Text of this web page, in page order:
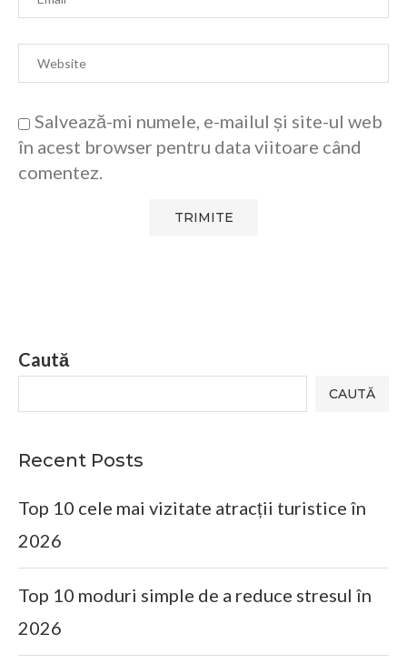
Salvează-mi numele, e-mailul și site-ul web
în acest browser pentru data viitoare când
comentez.
Caută
CAUTĂ
Recent Posts
Top 10 cele mai vizitate atracții turistice în
2026
Top 10 moduri simple de a reduce stresul în
2026